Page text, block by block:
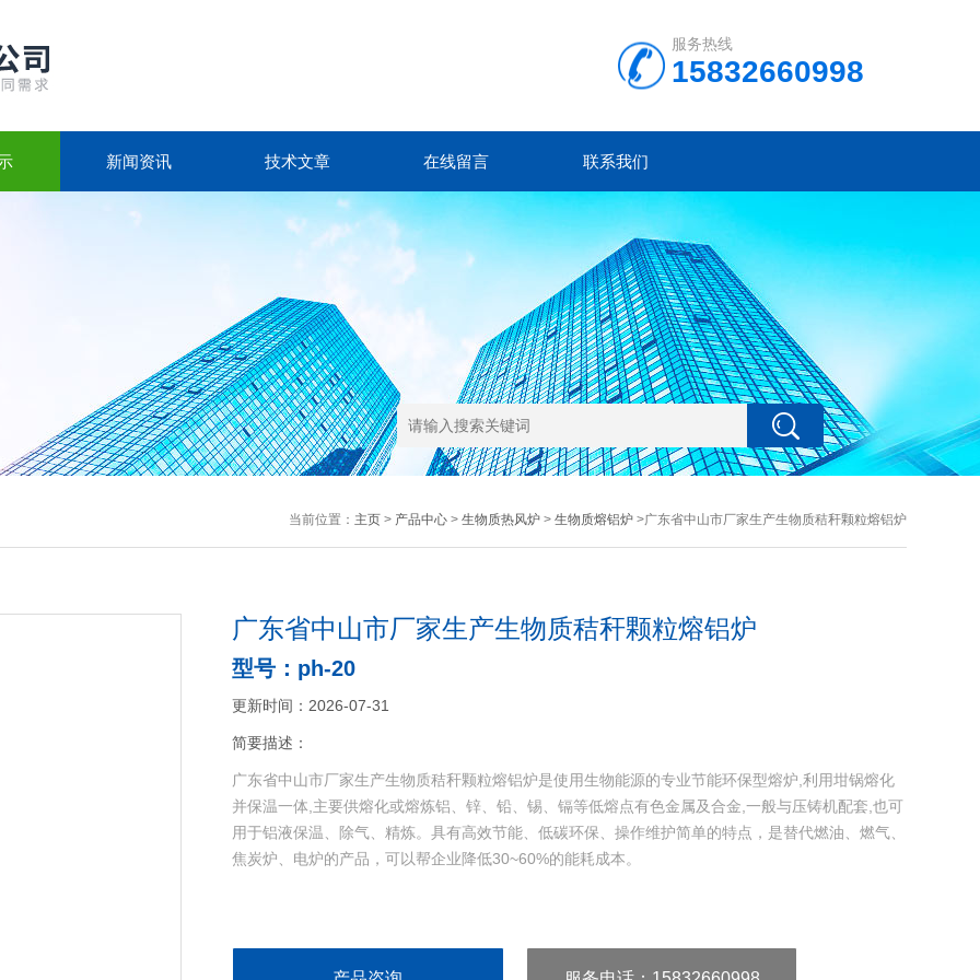
服务热线
15832660998
新闻资讯 技术文章 在线留言 联系我们
当前位置： 主页> 产品中心> 生物质热风炉> 生物质熔铝炉>广东省中山市厂家生产生物质秸秆颗粒熔铝炉
广东省中山市厂家生产生物质秸秆颗粒熔铝炉
型号：ph-20
更新时间：2026-07-31
简要描述：
广东省中山市厂家生产生物质秸秆颗粒熔铝炉是使用生物能源的专业节能环保型熔炉,利用坩锅熔化
并保温一体,主要供熔化或熔炼铝、锌、铅、锡、镉等低熔点有色金属及合金,一般与压铸机配套,也可
用于铝液保温、除气、精炼。具有高效节能、低碳环保、操作维护简单的特点，是替代燃油、燃气、
焦炭炉、电炉的产品，可以帮企业降低30~60%的能耗成本。